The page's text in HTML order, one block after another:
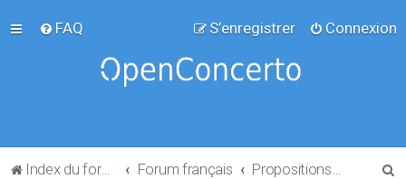
FAQ Connexion
S’enregistrer
Index du forum Forum français